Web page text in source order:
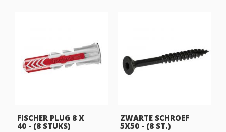
FISCHER PLUG 8 X
40 - (8 STUKS)
ZWARTE SCHROEF
5X50 - (8 ST.)